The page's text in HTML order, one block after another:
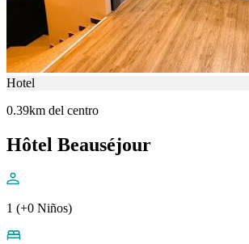
Hotel
0.39km del centro
Hôtel Beauséjour
1 (+0 Niños)